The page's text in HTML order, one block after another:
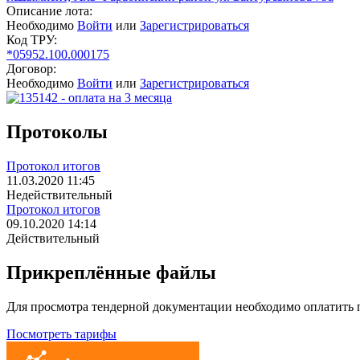
Описание лота:
Необходимо Войти или Зарегистрироваться
Код ТРУ:
*05952.100.000175
Договор:
Необходимо Войти или Зарегистрироваться
Протоколы
Протокол итогов
11.03.2020 11:45
Недействительный
Протокол итогов
09.10.2020 14:14
Действительный
Прикреплённые файлы
Для просмотра тендерной документации необходимо оплатить
Посмотреть тарифы